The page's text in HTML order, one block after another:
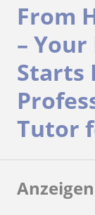
From
–
Starts
Tutor